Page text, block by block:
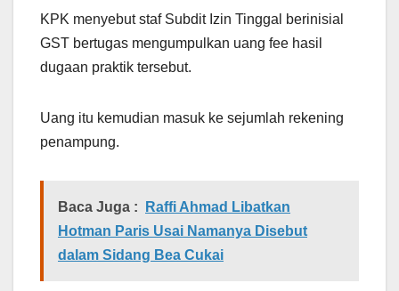
KPK menyebut staf Subdit Izin Tinggal berinisial
GST bertugas mengumpulkan uang fee hasil
dugaan praktik tersebut.
Uang itu kemudian masuk ke sejumlah rekening
penampung.
Baca Juga :
Raffi Ahmad Libatkan
Hotman Paris Usai Namanya Disebut
dalam Sidang Bea Cukai